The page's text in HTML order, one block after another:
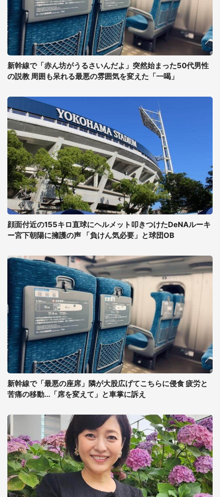
新幹線で「赤ん坊がうるさいんだよ」突然始まった50代男性
の説教 周囲も呆れる最悪の雰囲気を変えた「一喝」
顔面付近の155キロ直球にヘルメット叩きつけたDeNAルーキ
ー宮下朝陽に擁護の声 「負けん気必要」と球団OB
新幹線で「最悪の座席」隣が大股広げてこちらに侵食 疲労と
苦痛の移動...「席を変えて」と車掌に訴え